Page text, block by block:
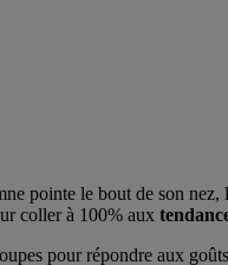
pointe le bout de son nez,
coller à 100% aux
pour répondre aux